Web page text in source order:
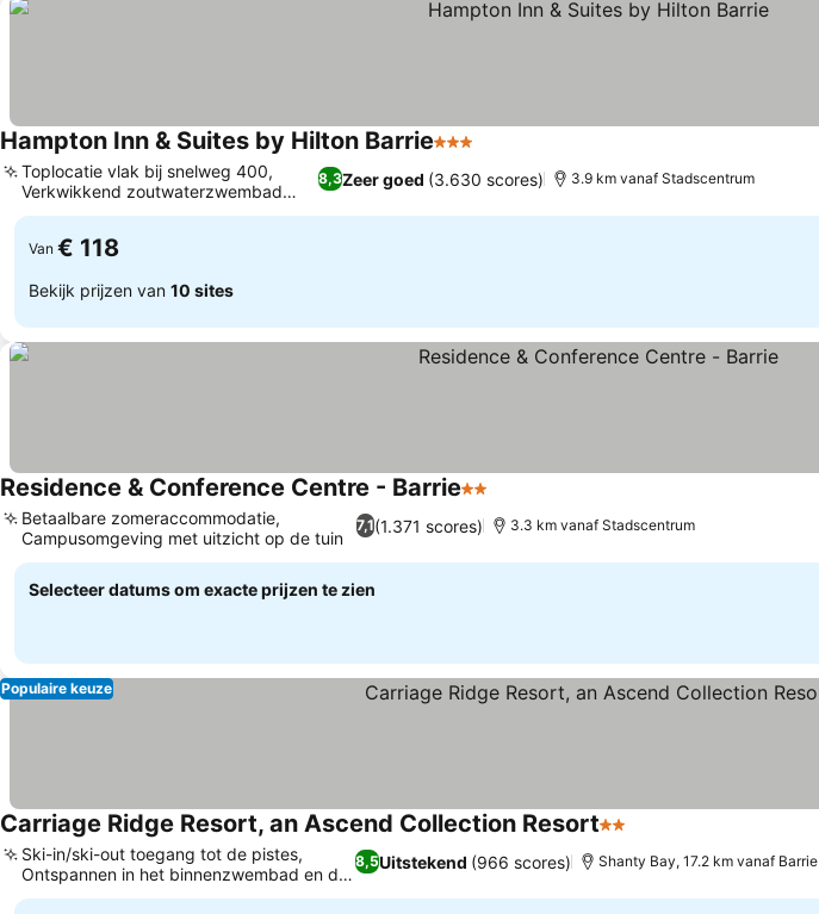
Hampton Inn & Suites by Hilton Barrie3 Sterren
8,3Zeer goed (3.630 scores)
Toplocatie vlak bij snelweg 400,
Verkwikkend zoutwaterzwembad
binnen
3.9 km vanaf Stadscentrum
Van € 118
Bekijk prijzen van 10 sites
Residence & Conference Centre - Barrie2 Sterren
7,1(1.371 scores)
Betaalbare zomeraccommodatie,
Campusomgeving met uitzicht op de tuin
3.3 km vanaf Stadscentrum
Selecteer datums om exacte prijzen te zien
Populaire keuze
Carriage Ridge Resort, an Ascend Collection Resort2 Sterren
8,5Uitstekend (966 scores)
Ski-in/ski-out toegang tot de pistes,
Ontspannen in het binnenzwembad en de
hot tub
Shanty Bay, 17.2 km vanaf Barrie